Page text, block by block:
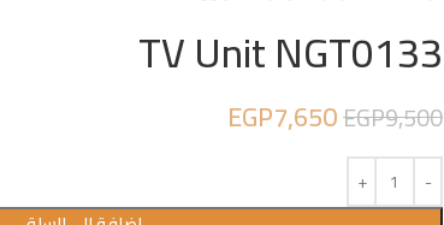
TV Unit NGT0133
EGP9,500
EGP7,650